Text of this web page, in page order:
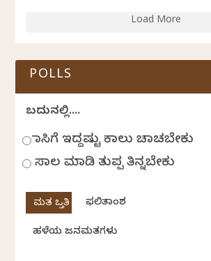
Load More
POLLS
ಬದುಕಿನಲ್ಲಿ....
ಹಾಸಿಗೆ ಇದ್ದಷ್ಟು ಕಾಲು ಚಾಚಬೇಕು
ಸಾಲ ಮಾಡಿ ತುಪ್ಪ ತಿನ್ನಬೇಕು
ಫಲಿತಾಂಶ
ಹಳೆಯ ಜನಮತಗಳು